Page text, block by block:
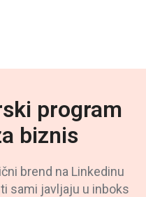
program
biznis
brend na Linkedinu
sami javljaju u inboks